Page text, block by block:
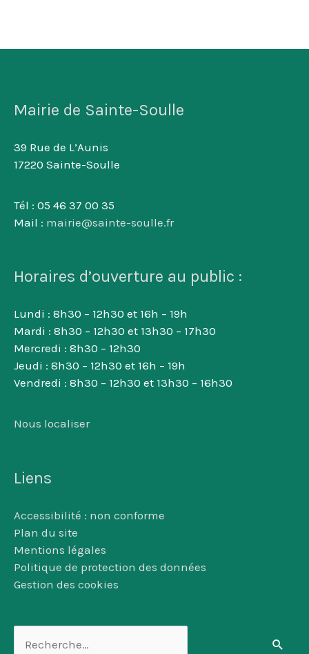
Mairie de Sainte-Soulle
39 Rue de L’Aunis
17220 Sainte-Soulle
Tél : 05 46 37 00 35
Mail : mairie@sainte-soulle.fr
Horaires d’ouverture au public :
Lundi : 8h30 – 12h30 et 16h – 19h
Mardi : 8h30 – 12h30 et 13h30 – 17h30
Mercredi : 8h30 – 12h30
Jeudi : 8h30 – 12h30 et 16h – 19h
Vendredi : 8h30 – 12h30 et 13h30 – 16h30
Nous localiser
Liens
Accessibilité : non conforme
Plan du site
Mentions légales
Politique de protection des données
Gestion des cookies